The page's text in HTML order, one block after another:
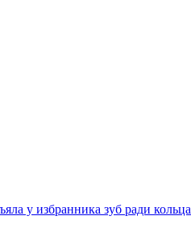
у избранника зуб ради кольца